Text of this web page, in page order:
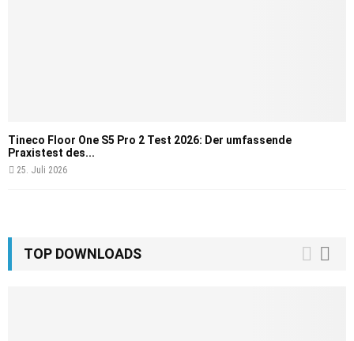
Tineco Floor One S5 Pro 2 Test 2026: Der umfassende
Praxistest des...
25. Juli 2026
TOP DOWNLOADS